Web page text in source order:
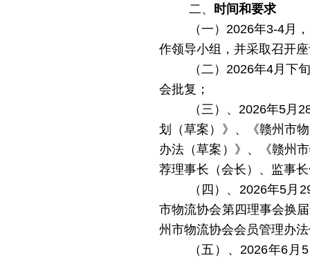
二、 时间和要求
（一）2026年3-4月
作领导小组，并采取召开
（二） 2026年4月下
会批复；
（三）、2026年5月
划（草案）》、《赣州市
办法（草案）》、《赣州
荐理事长（会长）、监事长
（四） 、 2026年5月
市物流协会第四理事会换
州市物流协会会员管理办
（五）
、2026年6 月 5